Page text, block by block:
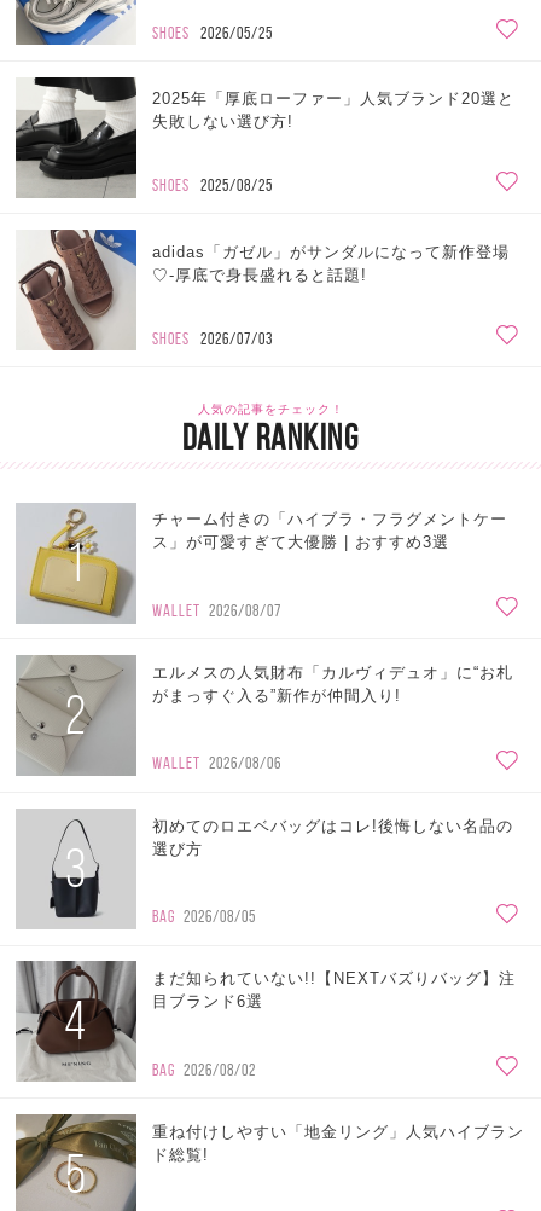
SHOES 2026/05/25
2025年「厚底ローファー」人気ブランド20選と
失敗しない選び方!
SHOES 2025/08/25
adidas「ガゼル」がサンダルになって新作登場
♡-厚底で身長盛れると話題!
SHOES 2026/07/03
人気の記事をチェック！
DAILY RANKING
1
チャーム付きの「ハイブラ・フラグメントケー
ス」が可愛すぎて大優勝 | おすすめ3選
WALLET 2026/08/07
2
エルメスの人気財布「カルヴィデュオ」に“お札
がまっすぐ入る”新作が仲間入り!
WALLET 2026/08/06
3
初めてのロエベバッグはコレ!後悔しない名品の
選び方
BAG 2026/08/05
4
まだ知られていない!!【NEXTバズりバッグ】注
目ブランド6選
BAG 2026/08/02
5
重ね付けしやすい「地金リング」人気ハイブラン
ド総覧!